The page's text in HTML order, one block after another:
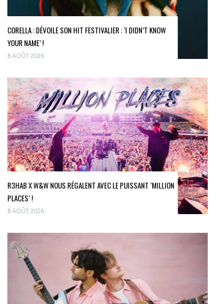
CORELLA : DÉVOILE SON HIT FESTIVALIER : ‘I DIDN’T KNOW
YOUR NAME’ !
8 AOÛT 2026
R3HAB X W&W NOUS RÉGALENT AVEC LE PUISSANT ‘MILLION
PLACES’ !
8 AOÛT 2026